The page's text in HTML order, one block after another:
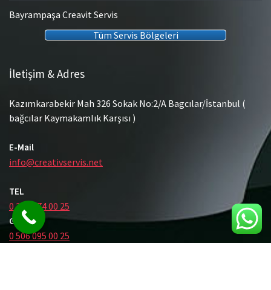
Bayrampaşa Creavit Servis
Tüm Servis Bölgeleri
İletişim & Adres
Kazımkarabekir Mah 326 Sokak No:2/A Bagcılar/İstanbul (
bağcılar Kaymakamlık Karşısı )
E-Mail
info@creativservis.net
TEL
0 212 474 00 25
GSM
0 506 095 00 25